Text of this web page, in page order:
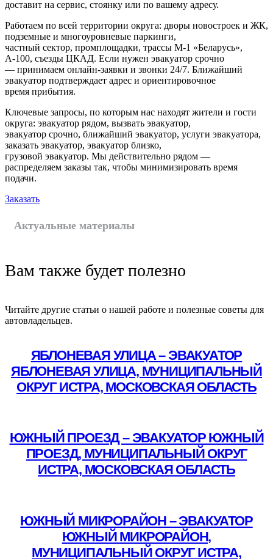
доставит на сервис, стоянку или по вашему адресу.
Работаем по всей территории округа: дворы новостроек и ЖК,
подземные и многоуровневые паркинги,
частный сектор, промплощадки, трассы М‑1 «Беларусь»,
А‑100, съезды ЦКАД. Если нужен эвакуатор срочно
— принимаем онлайн-заявки и звонки 24/7. Ближайший
эвакуатор подтверждает адрес и ориентировочное
время прибытия.
Ключевые запросы, по которым нас находят жители и гости
округа: эвакуатор рядом, вызвать эвакуатор,
эвакуатор срочно, ближайший эвакуатор, услуги эвакуатора,
заказать эвакуатор, эвакуатор близко,
грузовой эвакуатор. Мы действительно рядом —
распределяем заказы так, чтобы минимизировать время
подачи.
Заказать
Актуальные материалы
Вам также будет полезно
Читайте другие статьи о нашей работе и полезные советы для
автовладельцев.
ЯБЛОНЕВАЯ УЛИЦА – ЭВАКУАТОР
ЯБЛОНЕВАЯ УЛИЦА, МУНИЦИПАЛЬНЫЙ
ОКРУГ ИСТРА, МОСКОВСКАЯ ОБЛАСТЬ
ЮЖНЫЙ ПРОЕЗД – ЭВАКУАТОР ЮЖНЫЙ
ПРОЕЗД, МУНИЦИПАЛЬНЫЙ ОКРУГ
ИСТРА, МОСКОВСКАЯ ОБЛАСТЬ
ЮЖНЫЙ МИКРОРАЙОН – ЭВАКУАТОР
ЮЖНЫЙ МИКРОРАЙОН,
МУНИЦИПАЛЬНЫЙ ОКРУГ ИСТРА,